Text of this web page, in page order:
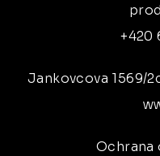
+420
Jankovcova 1569/
Ochrana